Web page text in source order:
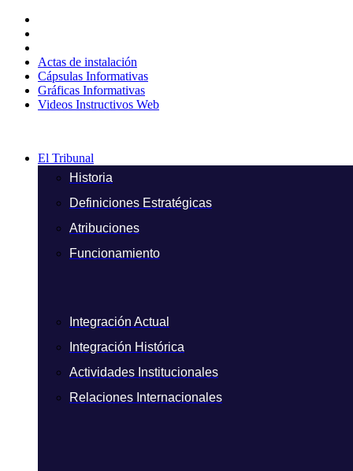
contenido
Actas de instalación
Cápsulas Informativas
Gráficas Informativas
Videos Instructivos Web
El Tribunal
Historia
Definiciones Estratégicas
Atribuciones
Funcionamiento
Integración Actual
Integración Histórica
Actividades Institucionales
Relaciones Internacionales